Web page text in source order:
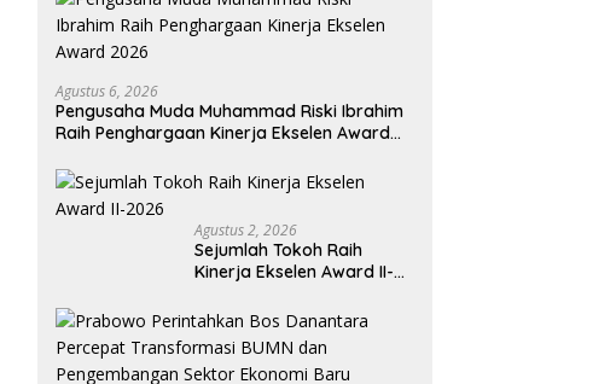
Agustus 6, 2026
Pengusaha Muda Muhammad Riski Ibrahim
Raih Penghargaan Kinerja Ekselen Award
Agustus 2, 2026
Sejumlah Tokoh Raih
Kinerja Ekselen Award II-